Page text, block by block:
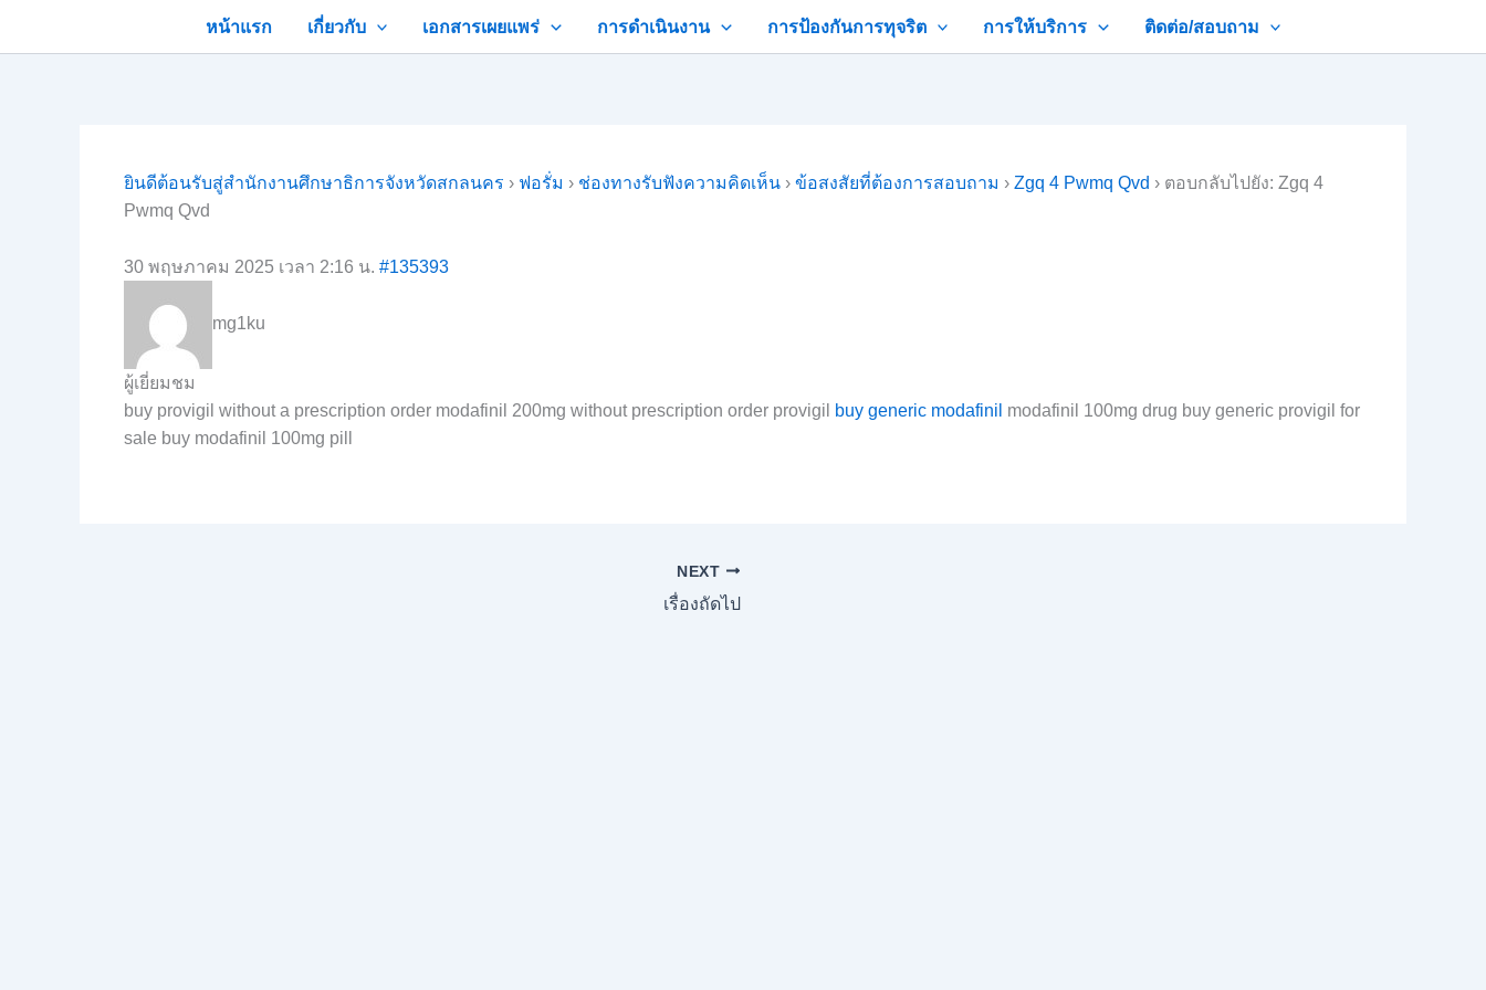
หน้าแรก เกี่ยวกับ เอกสารเผยแพร่ การดำเนินงาน การป้องกันการทุจริต การให้บริการ ติดต่อ/สอบถาม
ยินดีต้อนรับสู่สำนักงานศึกษาธิการจังหวัดสกลนคร › ฟอรั่ม › ช่องทางรับฟังความคิดเห็น › ข้อสงสัยที่ต้องการสอบถาม › Zgq 4 Pwmq Qvd › ตอบกลับไปยัง: Zgq 4
Pwmq Qvd
30 พฤษภาคม 2025 เวลา 2:16 น. #135393
mg1ku
ผู้เยี่ยมชม
buy provigil without a prescription order modafinil 200mg without prescription order provigil
buy generic modafinil modafinil 100mg drug buy generic provigil for
sale buy modafinil 100mg pill
NEXT
เรื่องถัดไป